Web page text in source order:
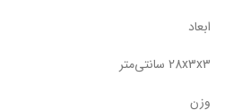
ابعاد
28x3x3 سانتی‌متر
وزن